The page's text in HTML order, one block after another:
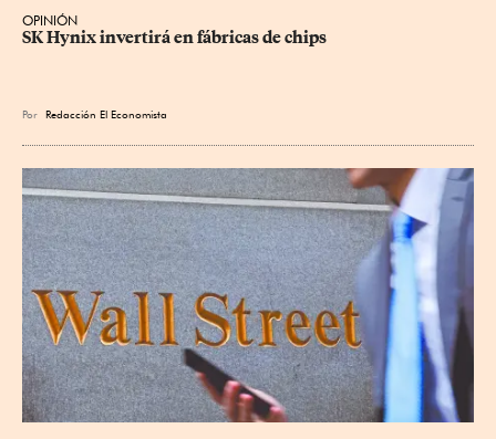
OPINIÓN
SK Hynix invertirá en fábricas de chips
Por Redacción El Economista